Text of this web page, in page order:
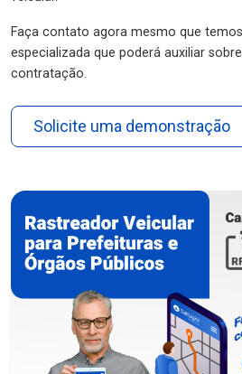
Faça contato agora mesmo que
especializada que poderá auxiliar
contratação.
Solicite uma demonstração